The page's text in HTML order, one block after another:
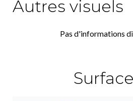
Autres visuels
Pas d'informations